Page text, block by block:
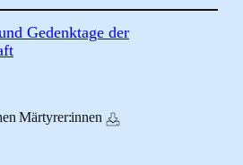
Gedenktage der
Märtyrer:innen